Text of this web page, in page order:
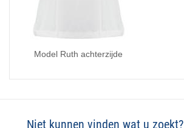
Model Ruth achterzijde
Niet kunnen vinden wat u zoekt?